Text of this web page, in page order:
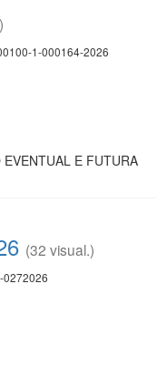
1-000164-2026
E FUTURA
(32 visual.)
0272026